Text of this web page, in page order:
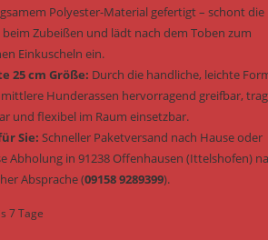
Polyester-Material gefertigt – schont die
beim Zubeißen und lädt nach dem Toben zum
Einkuscheln ein.
25 cm Größe: Durch die handliche, leichte
Hunderassen hervorragend greifbar,
und flexibel im Raum einsetzbar.
Sie: Schneller Paketversand nach Hause oder
Abholung in 91238 Offenhausen (Ittelshofen)
Absprache (09158 9289399).
7 Tage